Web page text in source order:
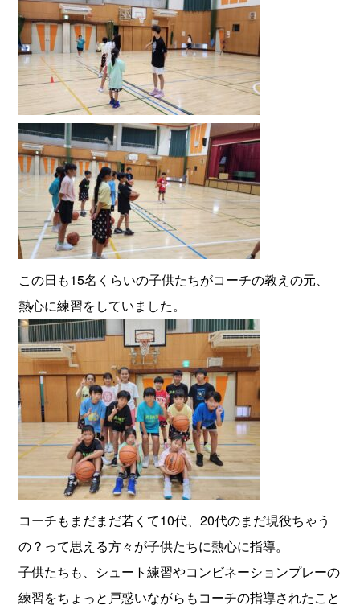
この日も15名くらいの子供たちがコーチの教えの元、
熱心に練習をしていました。
コーチもまだまだ若くて10代、20代のまだ現役ちゃう
の？って思える方々が子供たちに熱心に指導。
子供たちも、シュート練習やコンビネーションプレーの
練習をちょっと戸惑いながらもコーチの指導されたこと